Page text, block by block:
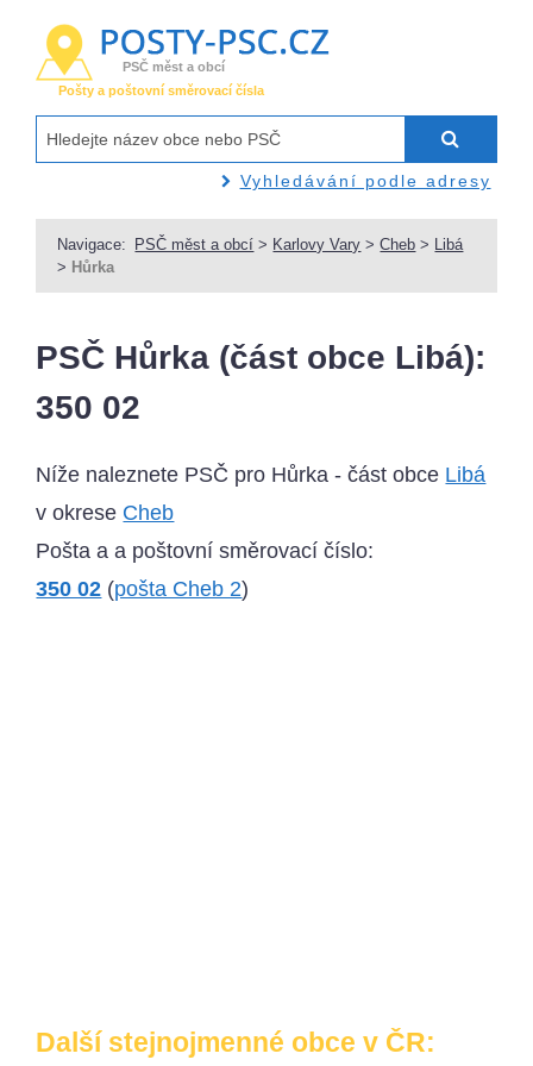
PSČ měst a obcí
Pošty a poštovní směrovací čísla
Vyhledávání podle adresy
Navigace: PSČ měst a obcí > Karlovy Vary >Cheb > Libá
> Hůrka
PSČ Hůrka (část obce Libá):
350 02
Níže naleznete PSČ pro Hůrka - část obce Libá
v okrese Cheb
Pošta a a poštovní směrovací číslo:
350 02 (pošta Cheb 2)
Další stejnojmenné obce v ČR: